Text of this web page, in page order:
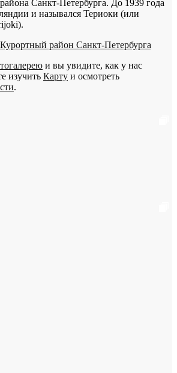
Санкт-Петербурга. До 1939 года
и назывался Териоки (или
и вы увидите, как у нас
изучить Карту и осмотреть
.